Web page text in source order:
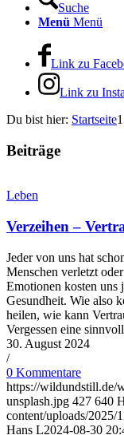
Suche
Menü Menü
Link zu
Link zu
Du bist hier: Startseite1
Beiträge
Leben
Verzeihen –
Jeder von uns hat
Menschen verletzt
Emotionen kosten uns
Gesundheit. Wie also
heilen, wie kann
Vergessen eine
30. August 2024
/
0 Kommentare
https://wildundstill.de/
unsplash.jpg 427 640
content/uploads/
Hans L2024-08-30